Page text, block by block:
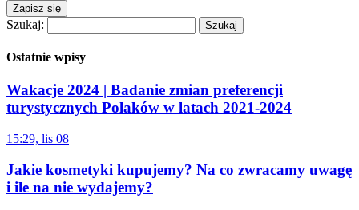
Zapisz się
Szukaj:
Ostatnie wpisy
Wakacje 2024 | Badanie zmian preferencji
turystycznych Polaków w latach 2021-2024
15:29, lis 08
Jakie kosmetyki kupujemy? Na co zwracamy uwagę
i ile na nie wydajemy?